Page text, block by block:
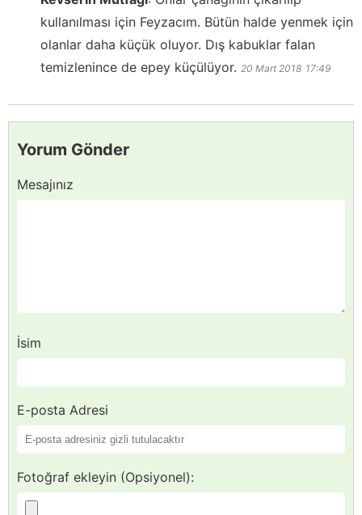
kullanılması için Feyzacım. Bütün halde yenmek için
olanlar daha küçük oluyor. Dış kabuklar falan
temizlenince de epey küçülüyor. 20 Mart 2018 17:49
Yorum Gönder
Mesajınız
İsim
E-posta Adresi
Fotoğraf ekleyin (Opsiyonel):